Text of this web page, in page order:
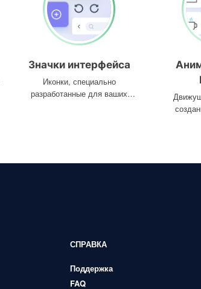
Значки интерфейса
Иконки, специально
разработанные для ваших
СПРАВКА
Поддержка
FAQ